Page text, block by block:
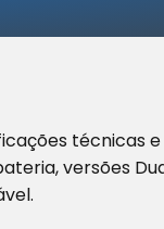
técnicas
versões